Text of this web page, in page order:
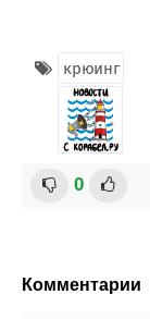
крюинг
0
Комментарии